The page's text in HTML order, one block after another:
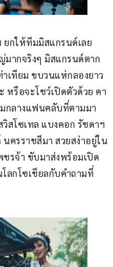
กให้ทีมมิสแกรนด์เลย
ากจริงๆ มิสแกรนด์ตาก
าเทียม ขบวนแห่กลองยาว
หรือจะโชว์เปิดตัวด้วย คา
กลางแฟนคลับที่ตามมา
สโซเทล แบงคอก รัชดาฯ
ครราชสีมา สวยสง่าอยู่ใน
รจ้า ขับมาส่งพร้อมเปิด
ลกโซเชียลกับคำถามที่